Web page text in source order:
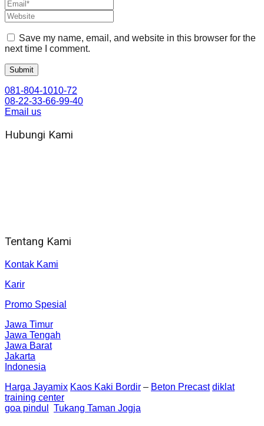
Save my name, email, and website in this browser for the
next time I comment.
081-804-1010-72
08-22-33-66-99-40
Email us
Hubungi Kami
Tentang Kami
Kontak Kami
Karir
Promo Spesial
Jawa Timur
Jawa Tengah
Jawa Barat
Jakarta
Indonesia
Harga Jayamix Kaos Kaki Bordir – Beton Precast diklat
training center
goa pindul
Tukang Taman Jogja